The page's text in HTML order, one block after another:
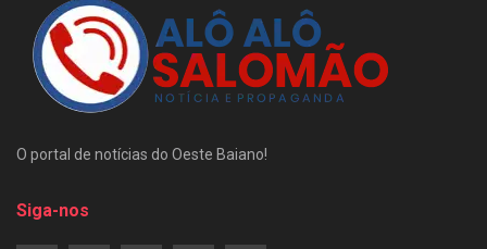
O portal de notícias do Oeste Baiano!
Siga-nos